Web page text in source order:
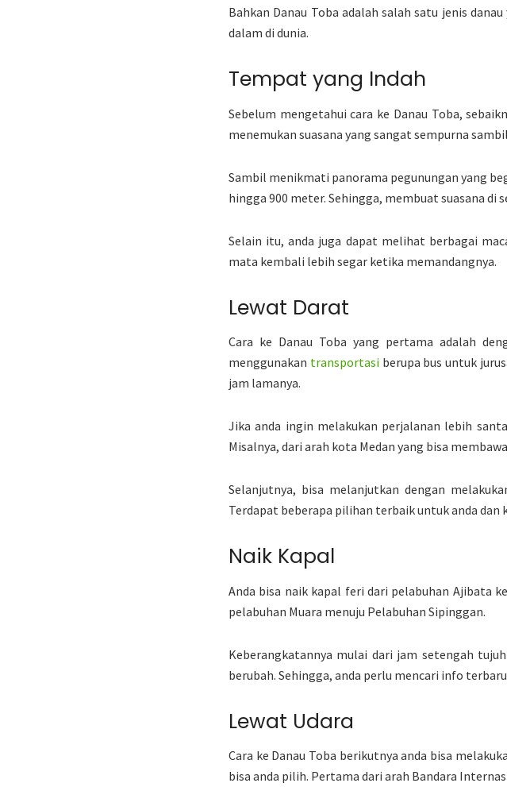
Bahkan Danau Toba adalah salah satu jenis
dalam di dunia.
Tempat yang Indah
Sebelum mengetahui cara ke Danau Toba,
menemukan suasana yang sangat sempurna
Sambil menikmati panorama pegunungan yang
hingga 900 meter. Sehingga, membuat suasana di
Selain itu, anda juga dapat melihat berbagai
mata kembali lebih segar ketika memandangnya.
Lewat Darat
Cara ke Danau Toba yang pertama adalah
menggunakan transportasiberupa bus untuk
jam lamanya.
Jika anda ingin melakukan perjalanan lebih
Misalnya, dari arah kota Medan yang bisa
Selanjutnya, bisa melanjutkan dengan
Terdapat beberapa pilihan terbaik untuk anda dan
Naik Kapal
Anda bisa naik kapal feri dari pelabuhan Ajibata
pelabuhan Muara menuju Pelabuhan Sipinggan.
Keberangkatannya mulai dari jam setengah
berubah. Sehingga, anda perlu mencari info
Lewat Udara
Cara ke Danau Toba berikutnya anda bisa
bisa anda pilih. Pertama dari arah Bandara